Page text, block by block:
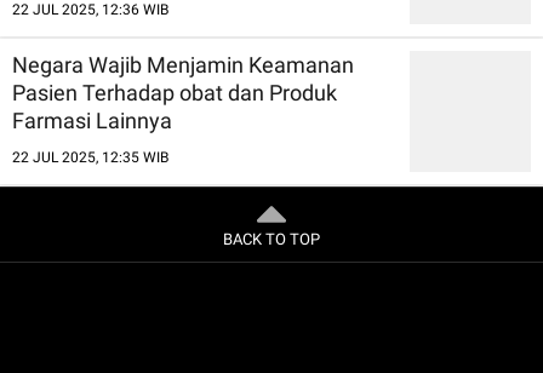
22 JUL 2025, 12:36 WIB
Negara Wajib Menjamin Keamanan
Pasien Terhadap obat dan Produk
Farmasi Lainnya
22 JUL 2025, 12:35 WIB
BACK TO TOP